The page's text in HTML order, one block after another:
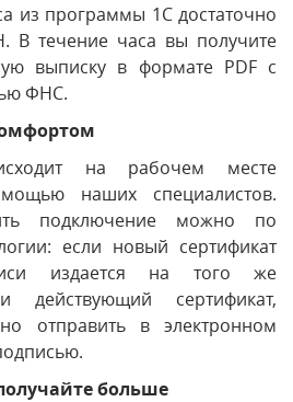
из программы 1С достаточно
В течение часа вы получите
выписку в формате PDF с
ФНС.
на рабочем месте
наших специалистов.
подключение можно по
если новый сертификат
издается на того же
действующий сертификат,
отправить в электронном
больше